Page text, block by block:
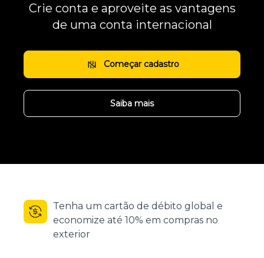
Crie conta e aproveite as vantagens
de uma conta internacional
Começar cadastro
Saiba mais
Tenha um cartão de débito global e
economize até 10% em compras no
exterior